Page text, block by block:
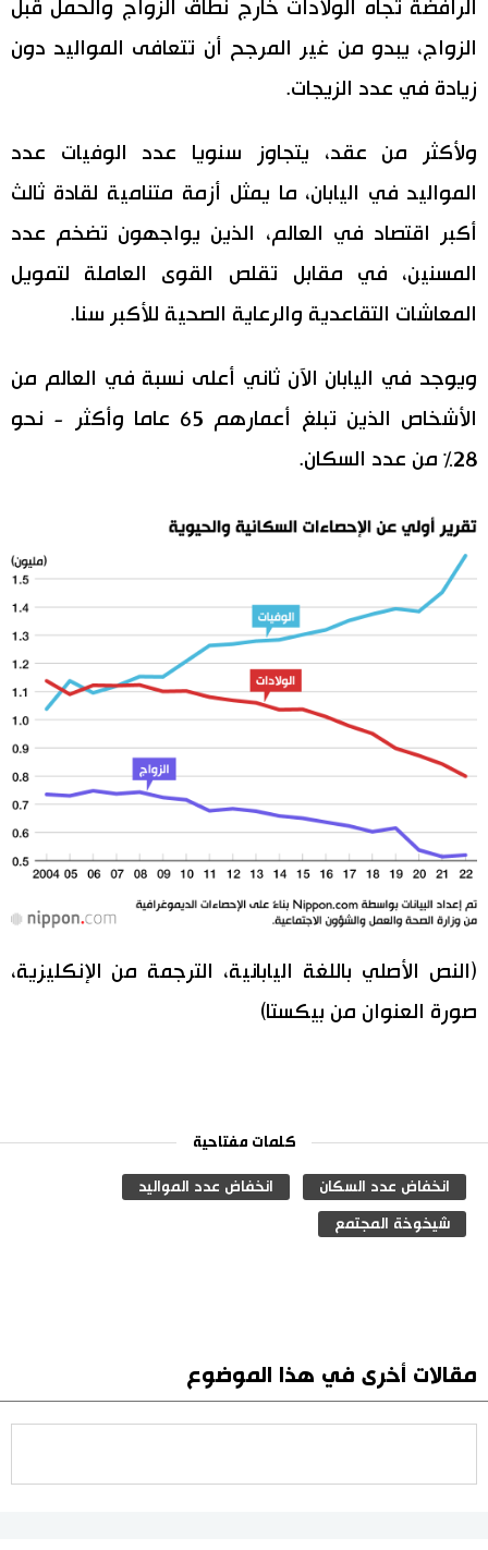
الرافضة تجاه الولادات خارج نطاق الزواج والحمل قبل
الزواج، يبدو من غير المرجح أن تتعافى المواليد دون
زيادة في عدد الزيجات.
ولأكثر من عقد، يتجاوز سنويا عدد الوفيات عدد
المواليد في اليابان، ما يمثل أزمة متنامية لقادة ثالث
أكبر اقتصاد في العالم، الذين يواجهون تضخم عدد
المسنين، في مقابل تقلص القوى العاملة لتمويل
المعاشات التقاعدية والرعاية الصحية للأكبر سنا.
ويوجد في اليابان الآن ثاني أعلى نسبة في العالم من
الأشخاص الذين تبلغ أعمارهم 65 عاما وأكثر - نحو
28٪ من عدد السكان.
(النص الأصلي باللغة اليابانية، الترجمة من الإنكليزية،
صورة العنوان من بيكستا)
كلمات مفتاحية
انخفاض عدد السكان انخفاض عدد المواليد
شيخوخة المجتمع
مقالات أخرى في هذا الموضوع